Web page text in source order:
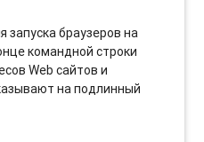
запуска браузеров на
командной строки
Web сайтов и
на подлинный